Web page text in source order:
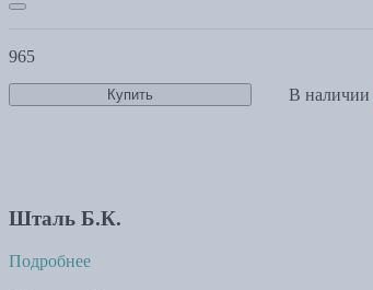
965
Купить В наличии
Шталь Б.К.
Подробнее